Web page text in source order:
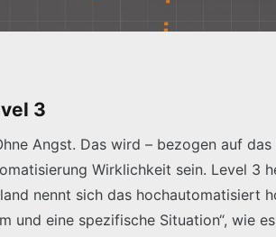
3
Angst. Das wird – bezogen auf
Wirklichkeit sein. Level 3
nennt sich das hochautomatisiert
und eine spezifische Situation“, wie